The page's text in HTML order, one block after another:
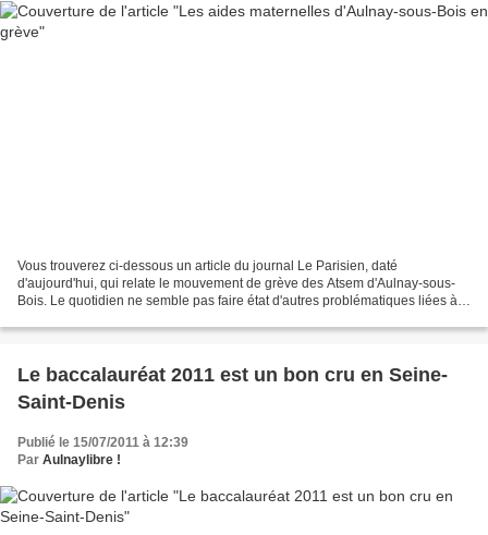
Vous trouverez ci-dessous un article du journal Le Parisien, daté
d'aujourd'hui, qui relate le mouvement de grève des Atsem d'Aulnay-sous-
Bois. Le quotidien ne semble pas faire état d'autres problématiques liées à
Le baccalauréat 2011 est un bon cru en Seine-
Saint-Denis
Publié le 15/07/2011 à 12:39
Par Aulnaylibre !